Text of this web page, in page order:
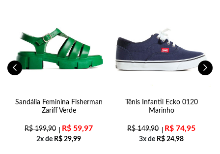
Sandália Feminina Fisherman
Zariff Verde
R$199,90 R$ 59,97
2x de R$ 29,99
Tênis Infantil Ecko 0120
Marinho
R$149,90 R$ 74,95
3x de R$ 24,98